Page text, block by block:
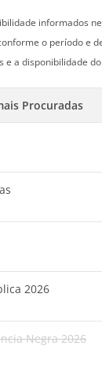
informados
o período e
e a disponibilidade
Procuradas
2026
Negra 2026